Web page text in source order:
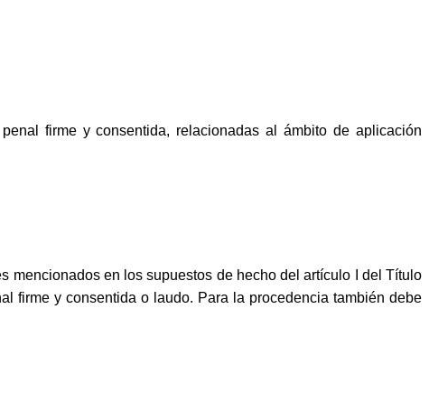
firme y consentida, relacionadas al ámbito de aplicación
mencionados en los supuestos de hecho del artículo I del Título
firme y consentida o laudo. Para la procedencia también debe